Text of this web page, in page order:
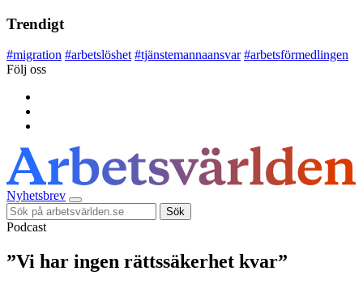
Trendigt
#migration #arbetslöshet #tjänstemannaansvar #arbetsförmedlingen
Följ oss
Nyhetsbrev
Sök
Podcast
”Vi har ingen rättssäkerhet kvar”